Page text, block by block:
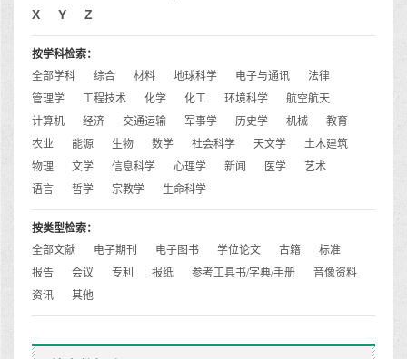
X
Y Z
按学科检索：
全部学科
综合 材料 地球科学 电子与通讯
法律
管理学
工程技术 化学 化工 环境科学
航空航天
计算机
经济 交通运输 军事学 历史学 机械
教育
农业
能源 生物 数学 社会科学 天文学
土木建筑
物理
文学 信息科学 心理学 新闻 医学
艺术
语言
哲学 宗教学 生命科学
按类型检索：
全部文献
电子期刊 电子图书 学位论文 古籍
标准
报告
会议 专利 报纸 参考工具书/字典/手册
音像资料
资讯
其他